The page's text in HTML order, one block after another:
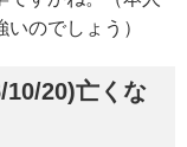
のでしょう）
10/20)亡くな